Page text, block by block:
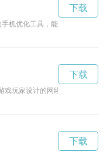
机优化工具，能够快速清理手
下载
戏玩家设计的网络加速器，可以
下载
下载